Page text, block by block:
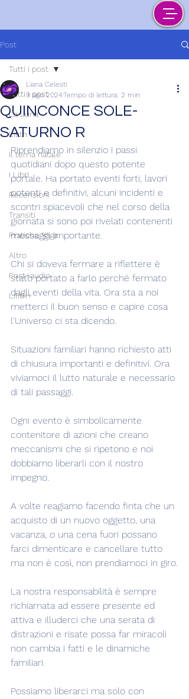
Post
Tutti i post
La Luna
Lilith
Il tema natale
I Libri
Recensioni
Transiti
Pratiche Yoga
Altro
Post+audio
Lilith+
Tutti i post
QUINCONCE SOLE-
SATURNO R
Liana Celesti
9 ago 2024Tempo di lettura: 2 min
Riprendiamo in silenzio i passi
quotidiani dopo questo potente
portale. Ha portato eventi forti, lavori
potenti e definitivi, alcuni incidenti e
scontri spiacevoli che nel corso della
giornata si sono poi rivelati contenenti
messaggi importante.
Chi si doveva fermare a riflettere è
stato portato a farlo perché fermato
dagli eventi della vita. Ora sta a noi
metterci il buon senso e capire cosa
l'Universo ci sta dicendo.
Situazioni familiari hanno richiesto atti
di chiusura importanti e definitivi. Ora
viviamoci il lutto naturale e necessario
di tali passaggi.
Ogni evento è simbolicamente
contenitore di azioni che creano
meccanismi che si ripetono e noi
dobbiamo liberarli con il nostro
impegno.
A volte reagiamo facendo finta che un
acquisto di un nuovo oggetto, una
vacanza, o una cena fuori possano
farci dimenticare e cancellare tutto
ma non è così, non prendiamoci in giro.
La nostra responsabilità è sempre
richiamata ad essere presente ed
attiva e illuderci che una serata di
distrazioni e risate possa far miracoli
non cambia i fatti e le dinamiche
familiari.
Possiamo liberarci ma solo con